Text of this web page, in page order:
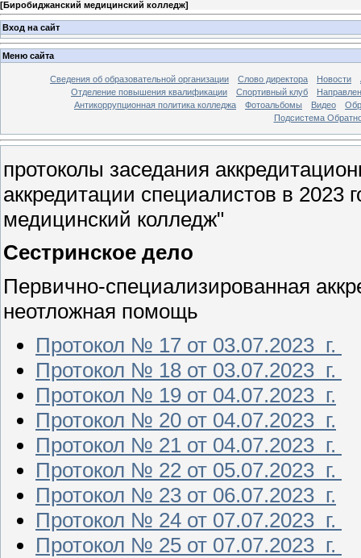
[Биробиджанский медицинский колледж]
Вход на сайт
Меню сайта
Сведения об образовательной организации Слово директора Новости
Отделение повышения квалификации
Спортивный клуб
Антикоррупционная политика колледжа
Фотоальбомы Видео
Подсистема
протоколы заседания
аккредитации специалистов в
медицинский колледж"
Сестринское дело
Первично-специализированная
неотложная помощь
Протокол № 17 от 03.07.2023 г.
Протокол № 18 от 03.07.2023 г.
Протокол № 19 от 04.07.2023 г.
Протокол № 20 от 04.07.2023 г.
Протокол № 21 от 04.07.2023 г.
Протокол № 22 от 05.07.2023 г.
Протокол № 23 от 06.07.2023 г.
Протокол № 24 от 07.07.2023 г.
Протокол № 25 от 07.07.2023 г.